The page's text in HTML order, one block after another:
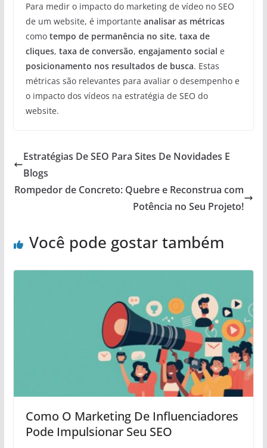
Para medir o impacto do marketing de vídeo no SEO
de um website, é importante analisar as métricas
como tempo de permanência no site, taxa de
cliques, taxa de conversão, engajamento social e
posicionamento nos resultados de busca. Estas
métricas são relevantes para avaliar o desempenho e
o impacto dos vídeos na estratégia de SEO do
website.
Estratégias De SEO Para Sites De Novidades E
Blogs
Rompedor de Concreto: Quebre e Reconstrua com
Potência no Seu Projeto!
Você pode gostar também
Como O Marketing De Influenciadores
Pode Impulsionar Seu SEO